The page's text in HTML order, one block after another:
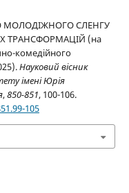
МОЛОДІЖНОГО СЛЕНГУ
ТРАНСФОРМАЦІЙ (на
комедійного
Науковий вісник
імені Юрія
,850-851, 100-106.
105